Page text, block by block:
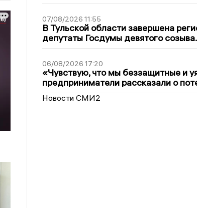
07/08/2026 11:55
В Тульской области завершена
депутаты Госдумы девятого
06/08/2026 17:20
«Чувствую, что мы беззащитные и
предприниматели рассказали о
Новости СМИ2